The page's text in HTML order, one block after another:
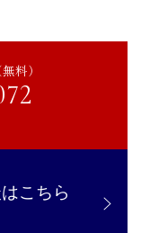
料）
こちら